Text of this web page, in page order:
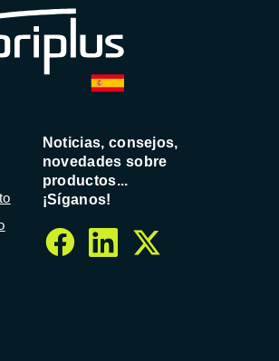
Noticias, consejos,
novedades sobre
productos...
¡Síganos!
facebook
linkedin
twitter